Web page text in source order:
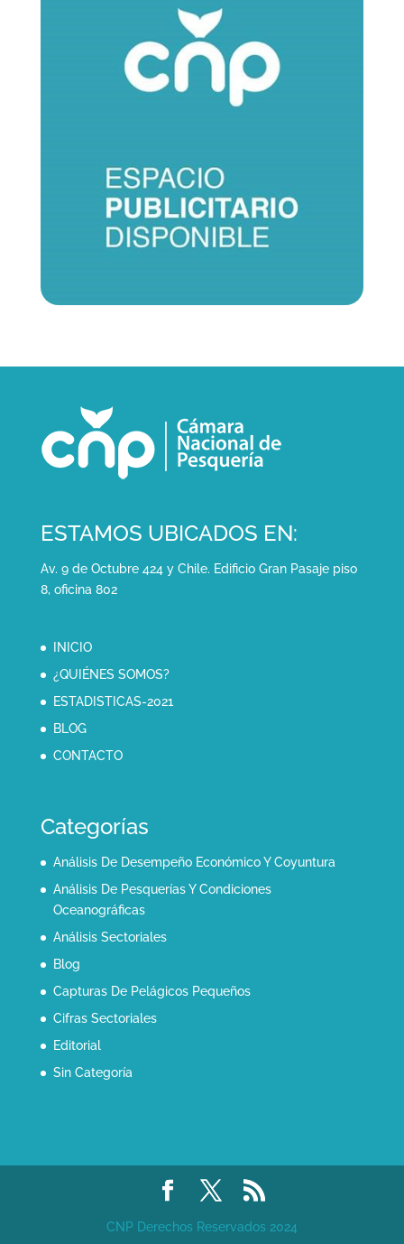
ESTAMOS UBICADOS EN:
Av. 9 de Octubre 424 y Chile. Edificio Gran Pasaje piso
8, oficina 802
INICIO
¿QUIÉNES SOMOS?
ESTADISTICAS-2021
BLOG
CONTACTO
Categorías
Análisis De Desempeño Económico Y Coyuntura
Análisis De Pesquerías Y Condiciones
Oceanográficas
Análisis Sectoriales
Blog
Capturas De Pelágicos Pequeños
Cifras Sectoriales
Editorial
Sin Categoría
CNP Derechos Reservados 2024